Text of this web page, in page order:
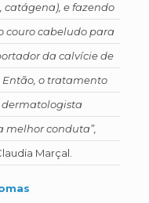
catágena), e fazendo
couro cabeludo para
da calvície de
o tratamento
dermatologista
melhor conduta”,
Marçal.